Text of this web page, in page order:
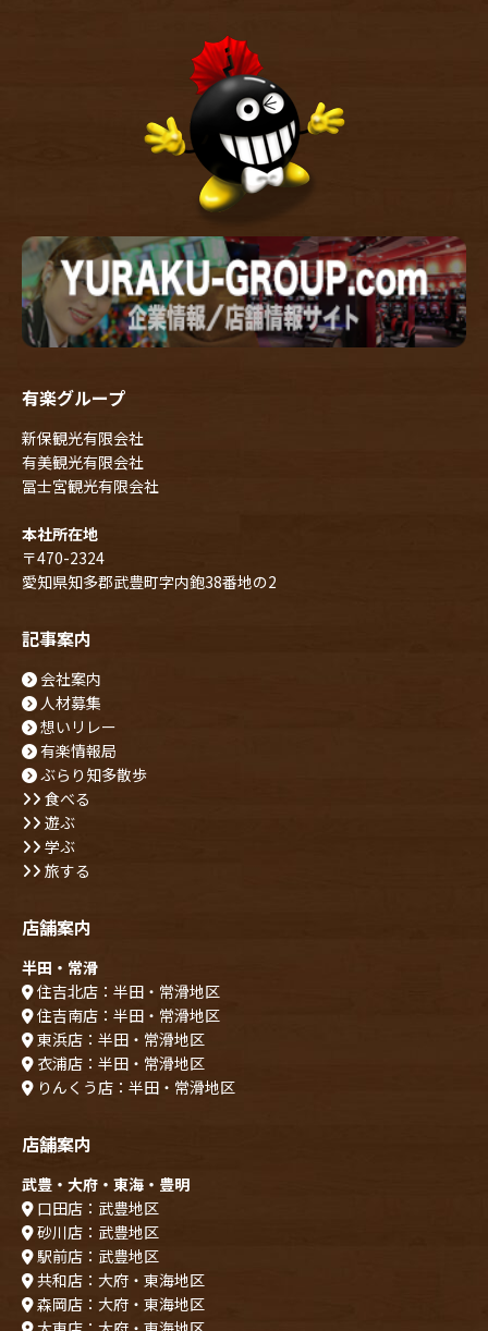
有楽グループ
新保観光有限会社
有美観光有限会社
冨士宮観光有限会社
本社所在地
〒470-2324
愛知県知多郡武豊町字内鉋38番地の2
記事案内
会社案内
人材募集
想いリレー
有楽情報局
ぶらり知多散歩
食べる
遊ぶ
学ぶ
旅する
店舗案内
半田・常滑
住吉北店：半田・常滑地区
住吉南店：半田・常滑地区
東浜店：半田・常滑地区
衣浦店：半田・常滑地区
りんくう店：半田・常滑地区
店舗案内
武豊・大府・東海・豊明
口田店：武豊地区
砂川店：武豊地区
駅前店：武豊地区
共和店：大府・東海地区
森岡店：大府・東海地区